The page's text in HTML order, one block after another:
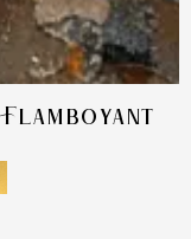
Flamboyant